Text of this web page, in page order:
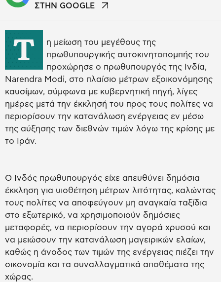
ΣΤΗΝ GOOGLE
Τ
η μείωση του μεγέθους της
πρωθυπουργικής αυτοκινητοπομπής του
προχώρησε ο πρωθυπουργός της Ινδία,
Narendra Modi, στο πλαίσιο μέτρων εξοικονόμησης
καυσίμων, σύμφωνα με κυβερνητική πηγή, λίγες
ημέρες μετά την έκκλησή του προς τους πολίτες να
περιορίσουν την κατανάλωση ενέργειας εν μέσω
της αύξησης των διεθνών τιμών λόγω της κρίσης με
το Ιράν.
Ο Ινδός πρωθυπουργός είχε απευθύνει δημόσια
έκκληση για υιοθέτηση μέτρων λιτότητας, καλώντας
τους πολίτες να αποφεύγουν μη αναγκαία ταξίδια
στο εξωτερικό, να χρησιμοποιούν δημόσιες
μεταφορές, να περιορίσουν την αγορά χρυσού και
να μειώσουν την κατανάλωση μαγειρικών ελαίων,
καθώς η άνοδος των τιμών της ενέργειας πιέζει την
οικονομία και τα συναλλαγματικά αποθέματα της
χώρας.